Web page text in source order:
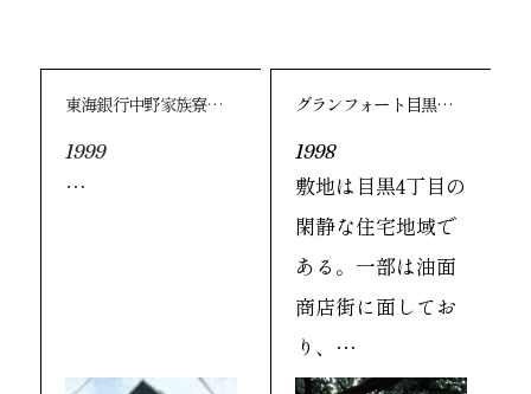
東海銀行中野家族寮…
1999
…
グランフォート目黒…
1998
敷地は目黒4丁目の
閑静な住宅地域で
ある。一部は油面
商店街に面してお
り、…